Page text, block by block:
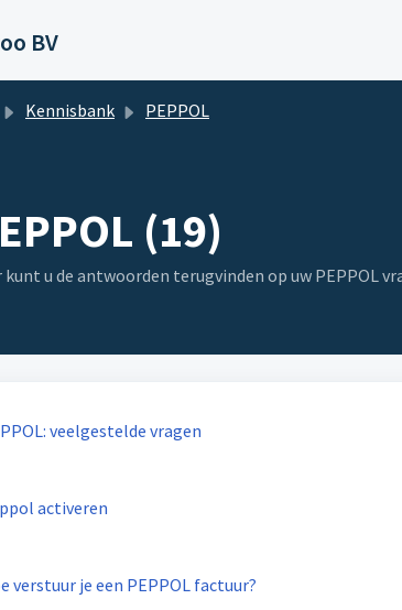
BV
Kennisbank PEPPOL
(19)
kunt u de antwoorden terugvinden op uw PEPPOL
veelgestelde vragen
activeren
verstuur je een PEPPOL factuur?